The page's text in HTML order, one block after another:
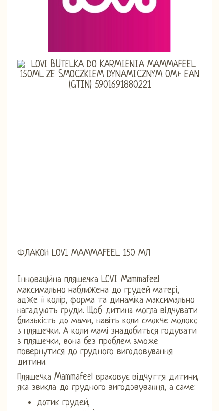
ФЛАКОН LOVI MAMMAFEEL 150 МЛ
Інноваційна пляшечка LOVI Mammafeel
максимально наближена до грудей матері,
адже її колір, форма та динаміка максимально
нагадують груди. Щоб дитина могла відчувати
близькість до мами, навіть коли смокче молоко
з пляшечки. А коли мамі знадобиться годувати
з пляшечки, вона без проблем зможе
повернутися до грудного вигодовування
дитини.
Пляшечка Mammafeel враховує відчуття дитини,
яка звикла до грудного вигодовування, а саме:
дотик грудей,